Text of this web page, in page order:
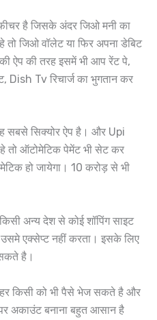
है जिसके अंदर जिओ मनी का
जिओ वॉलेट या फिर अपना डेबिट
ऐप की तरह इसमें भी आप रेंट पे,
Dish Tv रिचार्ज का भुगतान कर
सबसे सिक्योर ऐप है। और Upi
तो ऑटोमेटिक पेमेंट भी सेट कर
हो जायेगा। 10 करोड़ से भी
अन्य देश से कोई शॉपिंग साइट
एक्सेप्ट नहीं करता। इसके लिए
है।
किसी को भी पैसे भेज सकते है और
अकाउंट बनाना बहुत आसान है